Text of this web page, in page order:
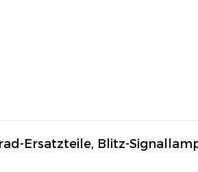
Ersatzteile, Blitz-